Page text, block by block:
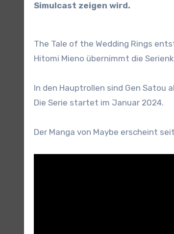
Simulcast zeigen wird.
The Tale of the Wedding Rings
Hitomi Mieno übernimmt die
In den Hauptrollen sind Gen Satou
Die Serie startet im Januar 2024.
Der Manga von Maybe erscheint